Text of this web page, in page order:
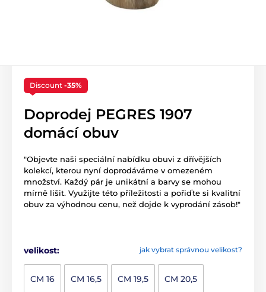
Discount -35%
Doprodej PEGRES 1907
domácí obuv
"Objevte naši speciální nabídku obuvi z dřívějších
kolekcí, kterou nyní doprodáváme v omezeném
množství. Každý pár je unikátní a barvy se mohou
mírně lišit. Využijte této příležitosti a pořiďte si kvalitní
obuv za výhodnou cenu, než dojde k vyprodání zásob!"
jak vybrat správnou velikost?
velikost:
CM 16 CM 16,5 CM 19,5 CM 20,5